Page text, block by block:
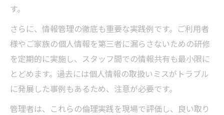
す。
さらに、情報管理の徹底も重要な実践例です。ご利用者
様やご家族の個人情報を第三者に漏らさないための研修
を定期的に実施し、スタッフ間での情報共有も最小限に
とどめます。過去には個人情報の取扱いミスがトラブル
に発展した事例もあるため、注意が必要です。
管理者は、これらの倫理実践を現場で評価し、良い取り